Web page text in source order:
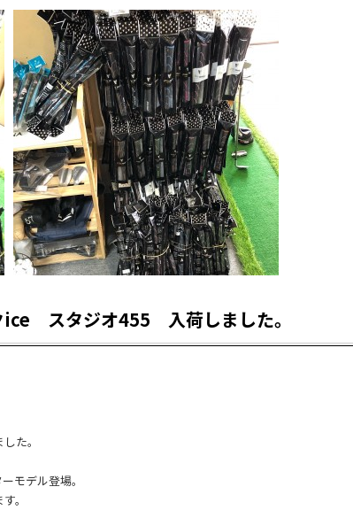
スタジオ455 入荷しました。
た。
モデル登場。
。